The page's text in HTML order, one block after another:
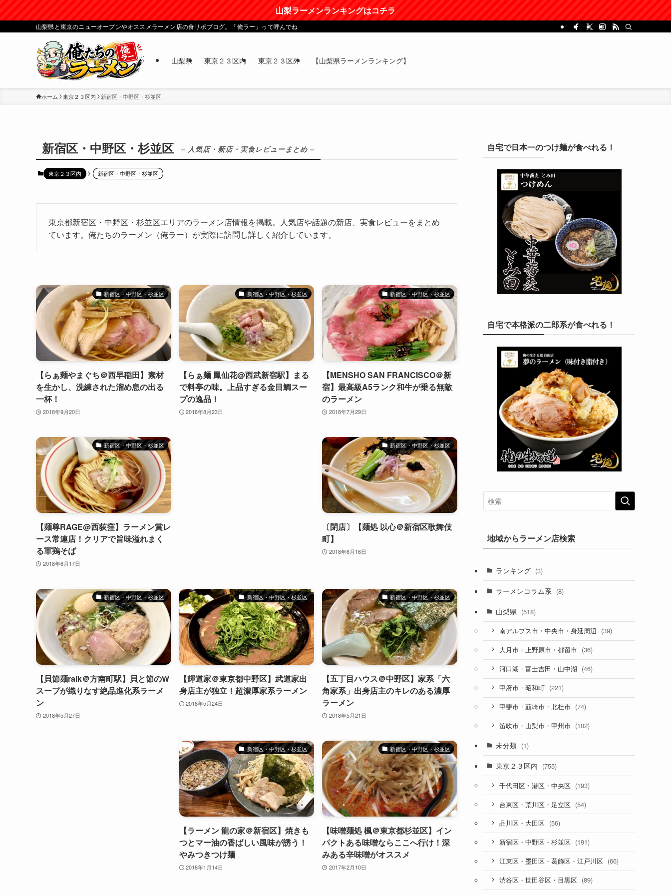
山梨ラーメンランキングはコチラ
山梨県と東京のニューオープンやオススメラーメン店の食リポブログ。「俺ラー」って呼んでね
山梨県 東京２３区内 東京２３区外 【山梨県ラーメンランキング】
ホーム 東京２３区内 新宿区・中野区・杉並区
新宿区・中野区・杉並区 – 人気店・新店・実食レビューまとめ –
東京２３区内 新宿区・中野区・杉並区
東京都新宿区・中野区・杉並区エリアのラーメン店情報を掲載。人気店や話題の新店、実食レビューをまとめ
ています。俺たちのラーメン（俺ラー）が実際に訪問し詳しく紹介しています。
新宿区・中野区・杉並区
【らぁ麺やまぐち＠西早稲田】素材
を生かし、洗練された溜め息の出る
一杯！
2018年9月20日
新宿区・中野区・杉並区
【らぁ麺 鳳仙花@西武新宿駅】まる
で料亭の味。上品すぎる金目鯛スー
プの逸品！
2018年8月23日
新宿区・中野区・杉並区
【MENSHO SAN FRANCISCO＠新
宿】最高級A5ランク和牛が乗る無敵
のラーメン
2018年7月29日
新宿区・中野区・杉並区
【麺尊RAGE@西荻窪】ラーメン賞レ
ース常連店！クリアで旨味溢れまく
る軍鶏そば
2018年6月17日
新宿区・中野区・杉並区
〔閉店〕【麺処 以心＠新宿区歌舞伎
町】
2018年6月16日
新宿区・中野区・杉並区
【貝節麺raik＠方南町駅】貝と節のW
スープが織りなす絶品進化系ラーメ
ン
2018年5月27日
新宿区・中野区・杉並区
【輝道家＠東京都中野区】武道家出
身店主が独立！超濃厚家系ラーメン
2018年5月24日
新宿区・中野区・杉並区
【五丁目ハウス＠中野区】家系「六
角家系」出身店主のキレのある濃厚
ラーメン
2018年5月21日
新宿区・中野区・杉並区
【ラーメン 龍の家＠新宿区】焼きも
つとマー油の香ばしい風味が誘う！
やみつきつけ麺
2018年1月14日
新宿区・中野区・杉並区
【味噌麺処 楓＠東京都杉並区】イン
パクトある味噌ならここへ行け！深
みある辛味噌がオススメ
2017年2月10日
自宅で日本一のつけ麺が食べれる！
自宅で本格派の二郎系が食べれる！
地域からラーメン店検索
ランキング (3)
ラーメンコラム系 (8)
山梨県 (518)
南アルプス市・中央市・身延周辺 (39)
大月市・上野原市・都留市 (36)
河口湖・富士吉田・山中湖 (46)
甲府市・昭和町 (221)
甲斐市・韮崎市・北杜市 (74)
笛吹市・山梨市・甲州市 (102)
未分類 (1)
東京２３区内 (755)
千代田区・港区・中央区 (193)
台東区・荒川区・足立区 (54)
品川区・大田区 (56)
新宿区・中野区・杉並区 (191)
江東区・墨田区・葛飾区・江戸川区 (66)
渋谷区・世田谷区・目黒区 (89)